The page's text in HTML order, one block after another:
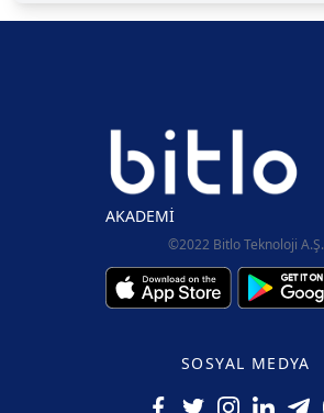
AKADEMİ
©2022 Bitlo Teknoloji A.Ş.
SOSYAL MEDYA